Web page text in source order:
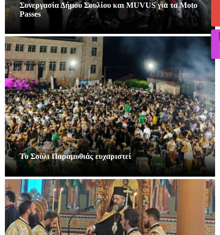
Συνεργασία Δήμου Σουλίου και MUVUS για τα Moto
Passes
Το Σούλι Παραμυθιάς ευχαριστεί